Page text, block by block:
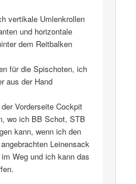
vertikale Umlenkrollen
und horizontale
dem Reitbalken
für die Spischoten, ich
aus der Hand
Vorderseite Cockpit
wo ich BB Schot, STB
kann, wenn ich den
Leinensack
Weg und ich kann das